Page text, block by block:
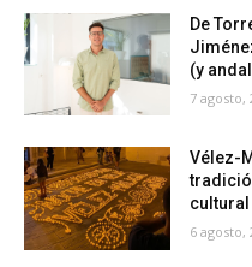
De
(y
7 agosto,
Vélez-
cultural
6 agosto,